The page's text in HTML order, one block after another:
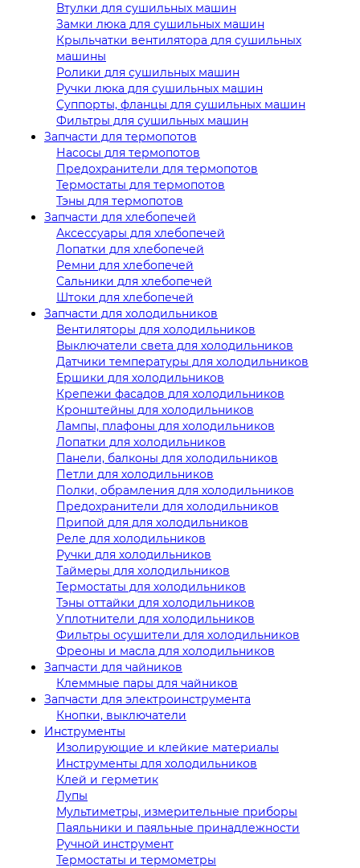
Втулки для сушильных машин
Замки люка для сушильных машин
Крыльчатки вентилятора для сушильных
машины
Ролики для сушильных машин
Ручки люка для сушильных машин
Суппорты, фланцы для сушильных машин
Фильтры для сушильных машин
Запчасти для термопотов
Насосы для термопотов
Предохранители для термопотов
Термостаты для термопотов
Тэны для термопотов
Запчасти для хлебопечей
Аксессуары для хлебопечей
Лопатки для хлебопечей
Ремни для хлебопечей
Сальники для хлебопечей
Штоки для хлебопечей
Запчасти для холодильников
Вентиляторы для холодильников
Выключатели света для холодильников
Датчики температуры для холодильников
Ершики для холодильников
Крепежи фасадов для холодильников
Кронштейны для холодильников
Лампы, плафоны для холодильников
Лопатки для холодильников
Панели, балконы для холодильников
Петли для холодильников
Полки, обрамления для холодильников
Предохранители для холодильников
Припой для для холодильников
Реле для холодильников
Ручки для холодильников
Таймеры для холодильников
Термостаты для холодильников
Тэны оттайки для холодильников
Уплотнители для холодильников
Фильтры осушители для холодильников
Фреоны и масла для холодильников
Запчасти для чайников
Клеммные пары для чайников
Запчасти для электроинструмента
Кнопки, выключатели
Инструменты
Изолирующие и клейкие материалы
Инструменты для холодильников
Клей и герметик
Лупы
Мультиметры, измерительные приборы
Паяльники и паяльные принадлежности
Ручной инструмент
Термостаты и термометры